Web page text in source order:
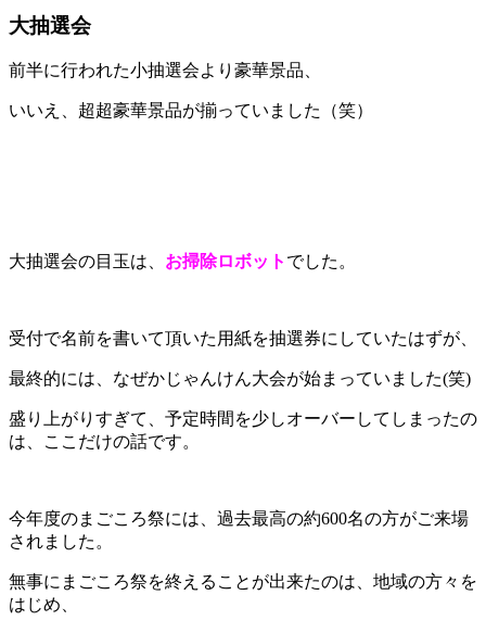
大抽選会
前半に行われた小抽選会より豪華景品、
いいえ、超超豪華景品が揃っていました（笑）
大抽選会の目玉は、 お掃除ロボット でした。
受付で名前を書いて頂いた用紙を抽選券にしていたはずが、
最終的には、なぜかじゃんけん大会が始まっていました(笑)
盛り上がりすぎて、予定時間を少しオーバーしてしまったの
は、ここだけの話です。
今年度のまごころ祭には、過去最高の約600名の方がご来場
されました。
無事にまごころ祭を終えることが出来たのは、地域の方々を
はじめ、